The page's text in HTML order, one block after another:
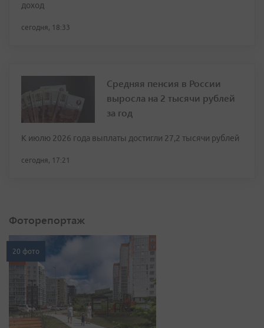
доход
сегодня, 18:33
Средняя пенсия в России
выросла на 2 тысячи рублей
за год
К июлю 2026 года выплаты достигли 27,2 тысячи рублей
сегодня, 17:21
Фоторепортаж
20 фото